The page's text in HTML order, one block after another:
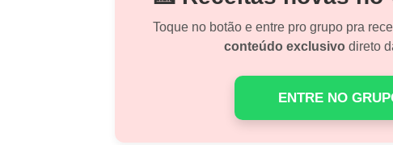
Toque no botão e entre pro grupo pra
conteúdo exclusivo direto
ENTRE NO